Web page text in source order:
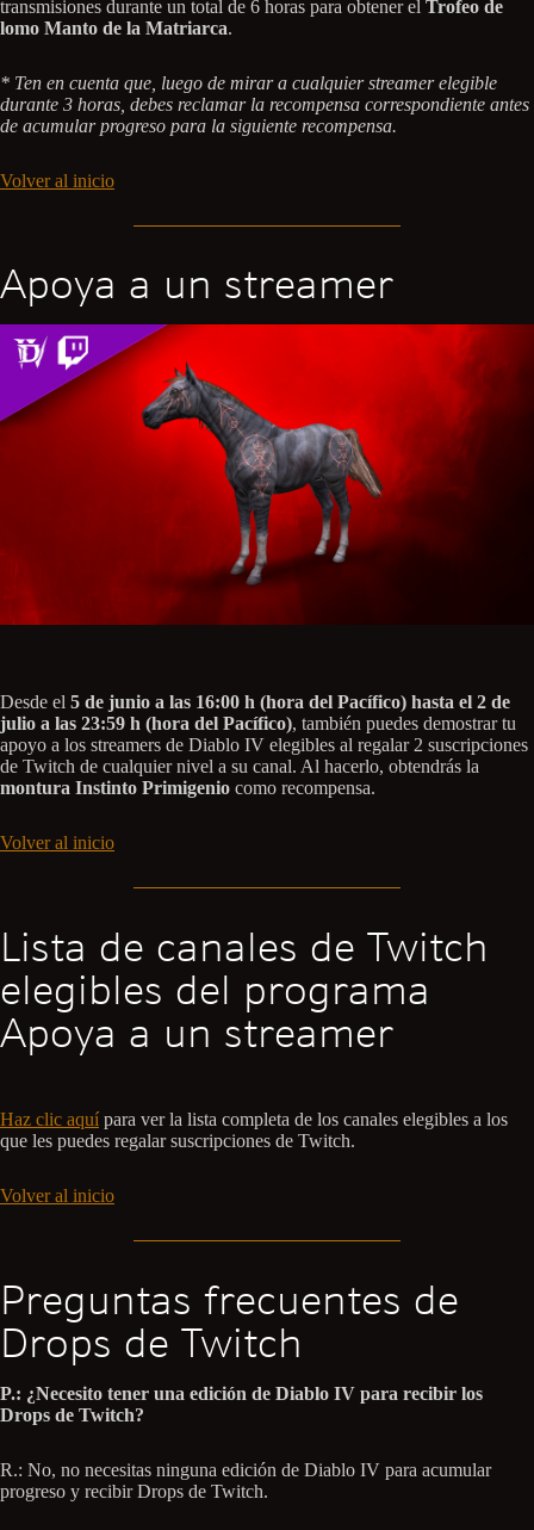
transmisiones durante un total de 6 horas para obtener el Trofeo de
lomo Manto de la Matriarca.
* Ten en cuenta que, luego de mirar a cualquier streamer elegible
durante 3 horas, debes reclamar la recompensa correspondiente antes
de acumular progreso para la siguiente recompensa.
Volver al inicio
Apoya a un streamer
Desde el 5 de junio a las 16:00 h (hora del Pacífico) hasta el 2 de
julio a las 23:59 h (hora del Pacífico), también puedes demostrar tu
apoyo a los streamers de Diablo IV elegibles al regalar 2 suscripciones
de Twitch de cualquier nivel a su canal. Al hacerlo, obtendrás la
montura Instinto Primigenio como recompensa.
Volver al inicio
Lista de canales de Twitch
elegibles del programa
Apoya a un streamer
Haz clic aquí para ver la lista completa de los canales elegibles a los
que les puedes regalar suscripciones de Twitch.
Volver al inicio
Preguntas frecuentes de
Drops de Twitch
P.: ¿Necesito tener una edición de Diablo IV para recibir los
Drops de Twitch?
R.: No, no necesitas ninguna edición de Diablo IV para acumular
progreso y recibir Drops de Twitch.